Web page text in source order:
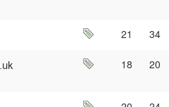
21 34
18 20